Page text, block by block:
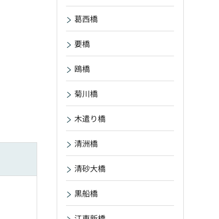
葛西橋
要橋
鴎橋
菊川橋
木遣り橋
清洲橋
清砂大橋
黒船橋